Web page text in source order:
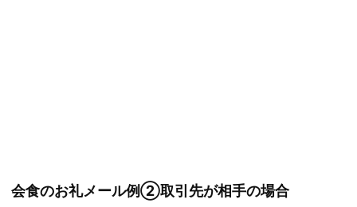
会食のお礼メール例②取引先が相手の場合